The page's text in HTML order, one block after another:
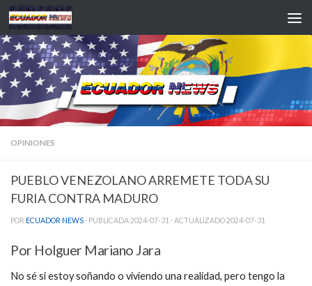
Saltar al contenido
OPINIONES
PUEBLO VENEZOLANO ARREMETE TODA SU
FURIA CONTRA MADURO
POR ECUADOR NEWS · PUBLICADA2024-07-31 · ACTUALIZADO2024-07-31
Por Holguer Mariano Jara
No sé si estoy soñando o viviendo una realidad, pero tengo la